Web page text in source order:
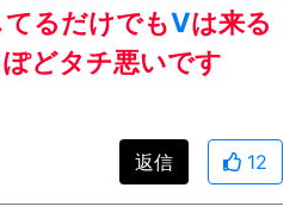
るだけでもVは来る
どタチ悪いです
返信 12